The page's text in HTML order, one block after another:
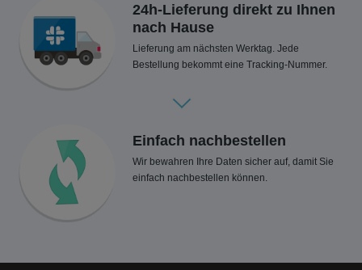
24h-Lieferung direkt zu Ihnen
nach Hause
Lieferung am nächsten Werktag. Jede
Bestellung bekommt eine Tracking-Nummer.
Einfach nachbestellen
Wir bewahren Ihre Daten sicher auf, damit Sie
einfach nachbestellen können.